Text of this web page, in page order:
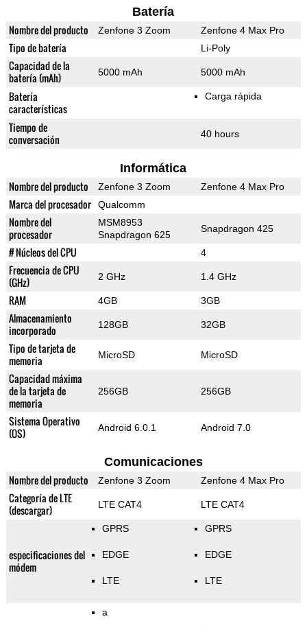
Batería
Nombre del producto Zenfone 3 Zoom Zenfone 4 Max Pro
Tipo de batería Li-Poly
Capacidad de la
batería (mAh)
5000 mAh 5000 mAh
Batería
características
Carga rápida
Tiempo de
conversación
40 hours
Informática
Nombre del producto Zenfone 3 Zoom Zenfone 4 Max Pro
Marca del procesador Qualcomm
Nombre del
procesador
MSM8953
Snapdragon 625
Snapdragon 425
# Núcleos del CPU 4
Frecuencia de CPU
(GHz)
2 GHz 1.4 GHz
RAM 4GB 3GB
Almacenamiento
incorporado
128GB 32GB
Tipo de tarjeta de
memoria
MicroSD MicroSD
Capacidad máxima
de la tarjeta de
memoria
256GB 256GB
Sistema Operativo
(OS)
Android 6.0.1 Android 7.0
Comunicaciones
Nombre del producto Zenfone 3 Zoom Zenfone 4 Max Pro
Categoría de LTE
(descargar)
LTE CAT4 LTE CAT4
especificaciones del
módem
GPRS
EDGE
LTE
GPRS
EDGE
LTE
a